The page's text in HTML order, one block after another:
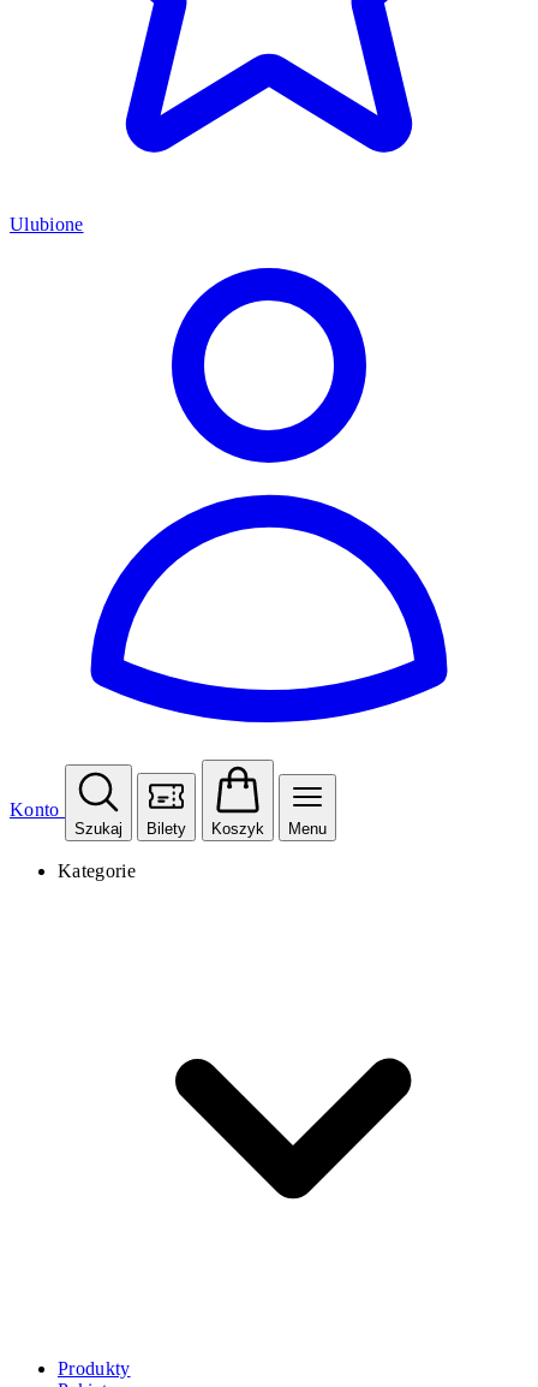
Ulubione
Konto
Szukaj Bilety Koszyk Menu
Kategorie
Produkty